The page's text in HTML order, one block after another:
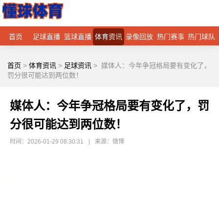
首页 足球直播 篮球直播 体育资讯 录像回放 热门赛事 热门球队
首页 > 体育资讯 > 足球资讯 > 媒体人：今年争冠格局要有变化了，
罚分很可能达到两位数！
媒体人：今年争冠格局要有变化了，罚
分很可能达到两位数！
时间：2026-01-29 08:30:31 来源：微博